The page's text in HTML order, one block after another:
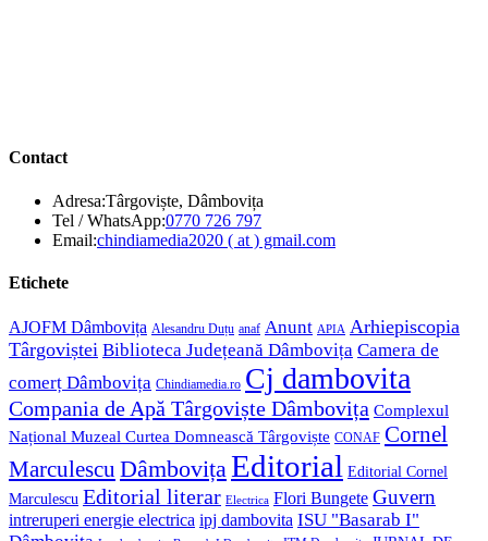
Contact
Adresa:Târgoviște, Dâmbovița
Tel / WhatsApp:0770 726 797Opens
in
Email:chindiamedia2020 ( at ) gmail.comOpens
Etichete
AJOFM Dâmbovița Alesandru Duțu anaf Anunt APIA Arhiepiscopia
Târgoviștei Biblioteca Județeană Dâmbovița Camera de
comerț Dâmbovița Chindiamedia.ro Cj dambovita
Compania de Apă Târgoviște Dâmbovița Complexul
Național Muzeal Curtea Domnească Târgoviște CONAF Cornel
Marculescu DâmbovițaEditorial Editorial Cornel
Marculescu Editorial literar Electrica Flori Bungete Guvern
intreruperi energie electrica ipj dambovita ISU "Basarab I"